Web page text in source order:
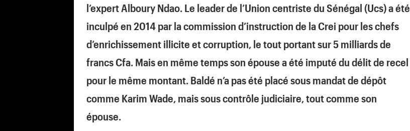
l’expert Alboury Ndao. Le leader de l’Union centriste du Sénégal (Ucs) a été
inculpé en 2014 par la commission d’instruction de la Crei pour les chefs
d’enrichissement illicite et corruption, le tout portant sur 5 milliards de
francs Cfa. Mais en même temps son épouse a été imputé du délit de recel
pour le même montant. Baldé n’a pas été placé sous mandat de dépôt
comme Karim Wade, mais sous contrôle judiciaire, tout comme son
épouse.